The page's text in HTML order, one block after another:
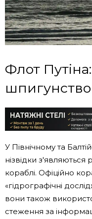
Флот
У Північному та
нізвідки з'являються
кораблі. Офіційно
«гідрографічні
вони також
стеження за